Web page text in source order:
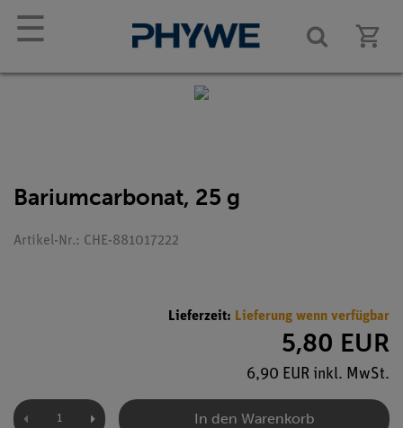
☰
Bariumcarbonat, 25 g
Artikel-Nr.: CHE-881017222
Lieferzeit: Lieferung wenn verfügbar
5,80 EUR
6,90 EUR inkl. MwSt.
In den Warenkorb